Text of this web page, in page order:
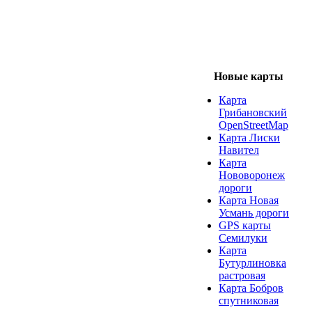
Новые карты
Карта
Грибановский
OpenStreetMap
Карта Лиски
Навител
Карта
Нововоронеж
дороги
Карта Новая
Усмань дороги
GPS карты
Семилуки
Карта
Бутурлиновка
растровая
Карта Бобров
спутниковая